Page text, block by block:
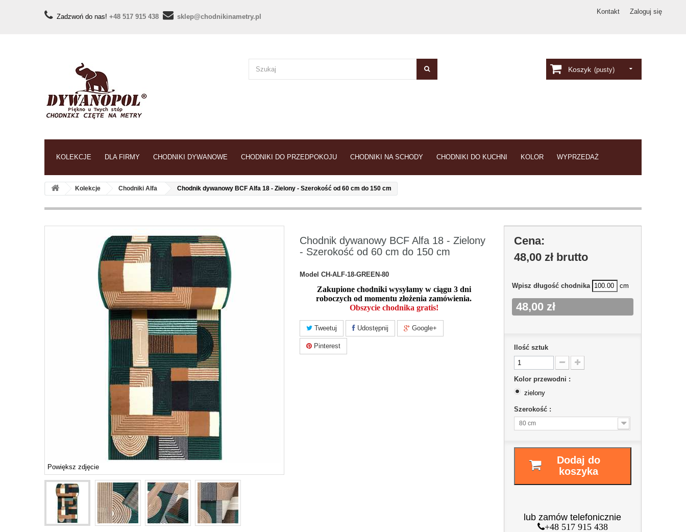
Zaloguj się
Kontakt
Zadzwoń do nas! +48 517 915 438 sklep@chodnikinametry.pl
Koszyk (pusty)
KOLEKCJE DLA FIRMY CHODNIKI DYWANOWE CHODNIKI DO PRZEDPOKOJU CHODNIKI NA SCHODY CHODNIKI DO KUCHNI KOLOR WYPRZEDAŻ
Kolekcje Chodniki Alfa Chodnik dywanowy BCF Alfa 18 - Zielony - Szerokość od 60 cm do 150 cm
Powiększ zdjęcie
Chodnik dywanowy BCF Alfa 18 - Zielony
- Szerokość od 60 cm do 150 cm
Model CH-ALF-18-GREEN-80
Zakupione chodniki wysyłamy w ciągu 3 dni
roboczych od momentu złożenia zamówienia.
Obszycie chodnika gratis!
Tweetuj Udostępnij Google+
Pinterest
Cena:
48,00 złbrutto
Wpisz długość chodnika cm
48,00 zł
Ilość sztuk
Kolor przewodni :
zielony
Szerokość :
80 cm
Dodaj do
koszyka
lub zamów telefonicznie
+48 517 915 438